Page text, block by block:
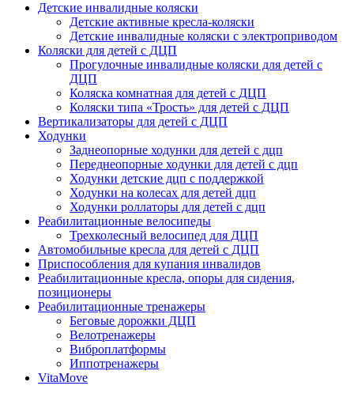
Детские инвалидные коляски
Детские активные кресла-коляски
Детские инвалидные коляски с электроприводом
Коляски для детей с ДЦП
Прогулочные инвалидные коляски для детей с
ДЦП
Коляска комнатная для детей с ДЦП
Коляски типа «Трость» для детей с ДЦП
Вертикализаторы для детей с ДЦП
Ходунки
Заднеопорные ходунки для детей с дцп
Переднеопорные ходунки для детей с дцп
Ходунки детские дцп с поддержкой
Ходунки на колесах для детей дцп
Ходунки роллаторы для детей с дцп
Реабилитационные велосипеды
Трехколесный велосипед для ДЦП
Автомобильные кресла для детей с ДЦП
Приспособления для купания инвалидов
Реабилитационные кресла, опоры для сидения,
позиционеры
Реабилитационные тренажеры
Беговые дорожки ДЦП
Велотренажеры
Виброплатформы
Иппотренажеры
VitaMove